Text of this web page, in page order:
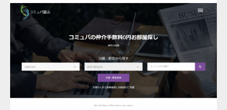
更新日： 2023.03.09
地域密着型特別養護老人ホーム
詳細 検索サイト